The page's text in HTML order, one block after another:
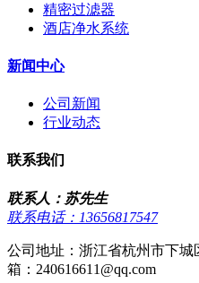
精密过滤器
酒店净水系统
新闻中心
公司新闻
行业动态
联系我们
联系人：苏先生
联系电话：13656817547
公司地址：浙江省杭州市下城
箱：240616611@qq.com